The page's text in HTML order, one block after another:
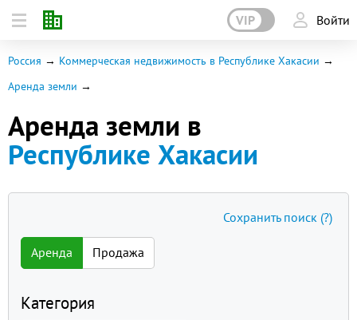
VIP Войти
Россия
Коммерческая недвижимость в Республике Хакасии
Аренда земли
Аренда земли в
Республике Хакасии
Аренда Продажа
Категория
Сохранить поиск (?)